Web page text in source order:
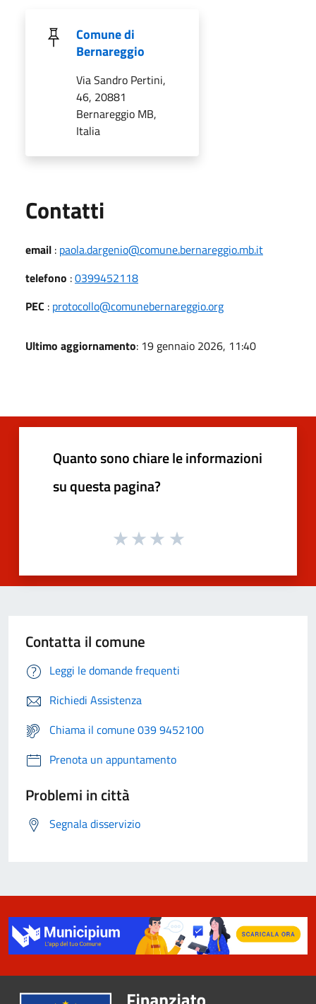
Comune di
Bernareggio
Via Sandro Pertini,
46, 20881
Bernareggio MB,
Italia
Contatti
email : paola.dargenio@comune.bernareggio.mb.it
telefono :0399452118
PEC : protocollo@comunebernareggio.org
Ultimo aggiornamento: 19 gennaio 2026, 11:40
Quanto sono chiare le informazioni
su questa pagina?
Contatta il comune
Leggi le domande frequenti
Richiedi Assistenza
Chiama il comune 039 9452100
Prenota un appuntamento
Problemi in città
Segnala disservizio